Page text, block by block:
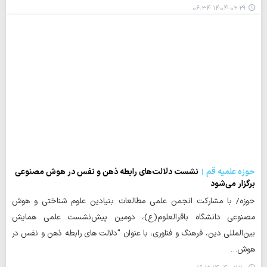
۱۴۰۴-۰۲-۲۹ ۰۶:۳۴
حوزه علمیه قم
نشست دلالت‌های رابطه ذهن و نفس در هوش مصنوعی
برگزار می‌شود
حوزه/ با مشارکت انجمن علمی مطالعات بنیادین علوم شناختی و هوش
مصنوعی دانشگاه باقرالعلوم(ع)، دومین پیش‌نشست علمی همایش
بین‌المللی دین، فرهنگ و فناوری، با عنوان "دلالت های رابطه ذهن و نفس در
هوش…